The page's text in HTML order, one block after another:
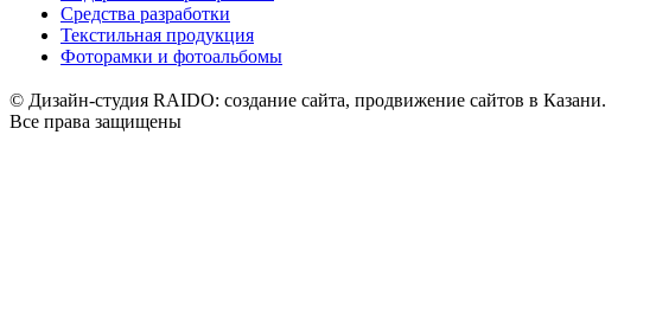
Средства разработки
Текстильная продукция
Фоторамки и фотоальбомы
© Дизайн-студия RAIDO: создание сайта, продвижение сайтов в Казани.
Все права защищены